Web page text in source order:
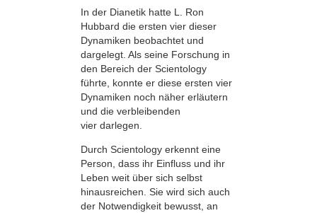
In der Dianetik hatte L. Ron
Hubbard die ersten vier dieser
Dynamiken beobachtet und
dargelegt. Als seine Forschung in
den Bereich der Scientology
führte, konnte er diese ersten vier
Dynamiken noch näher erläutern
und die verbleibenden
vier darlegen.
Durch Scientology erkennt eine
Person, dass ihr Einfluss und ihr
Leben weit über sich selbst
hinausreichen. Sie wird sich auch
der Notwendigkeit bewusst, an